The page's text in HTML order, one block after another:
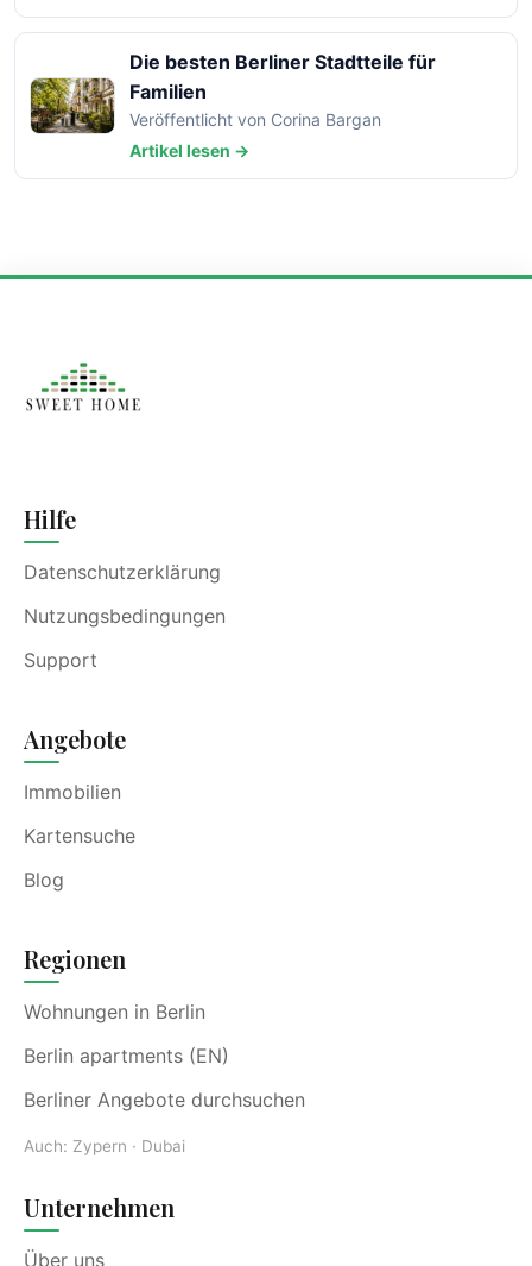
Die besten Berliner Stadtteile für
Familien
Veröffentlicht von Corina Bargan
Artikel lesen →
Hilfe
Datenschutzerklärung
Nutzungsbedingungen
Support
Angebote
Immobilien
Kartensuche
Blog
Regionen
Wohnungen in Berlin
Berlin apartments (EN)
Berliner Angebote durchsuchen
Auch: Zypern · Dubai
Unternehmen
Über uns